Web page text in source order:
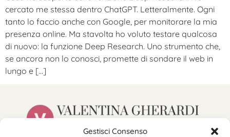
Gestisci Consenso
cercato me stessa dentro ChatGPT. Letteralmente. Ogni
tanto lo faccio anche con Google, per monitorare la mia
presenza online. Ma stavolta ho voluto testare qualcosa
di nuovo: la funzione Deep Research. Uno strumento che,
se ancora non lo conosci, promette di sondare il web in
lungo e […]